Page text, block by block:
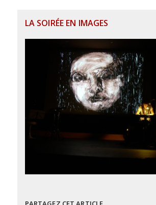
LA SOIRÉE EN IMAGES